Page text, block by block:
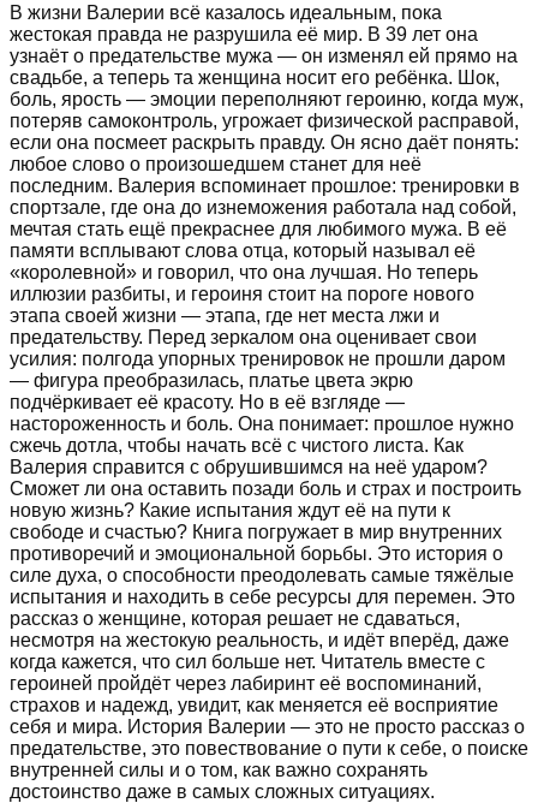
В жизни Валерии всё казалось идеальным, пока
жестокая правда не разрушила её мир. В 39 лет она
узнаёт о предательстве мужа — он изменял ей прямо на
свадьбе, а теперь та женщина носит его ребёнка. Шок,
боль, ярость — эмоции переполняют героиню, когда муж,
потеряв самоконтроль, угрожает физической расправой,
если она посмеет раскрыть правду. Он ясно даёт понять:
любое слово о произошедшем станет для неё
последним. Валерия вспоминает прошлое: тренировки в
спортзале, где она до изнеможения работала над собой,
мечтая стать ещё прекраснее для любимого мужа. В её
памяти всплывают слова отца, который называл её
«королевной» и говорил, что она лучшая. Но теперь
иллюзии разбиты, и героиня стоит на пороге нового
этапа своей жизни — этапа, где нет места лжи и
предательству. Перед зеркалом она оценивает свои
усилия: полгода упорных тренировок не прошли даром
— фигура преобразилась, платье цвета экрю
подчёркивает её красоту. Но в её взгляде —
настороженность и боль. Она понимает: прошлое нужно
сжечь дотла, чтобы начать всё с чистого листа. Как
Валерия справится с обрушившимся на неё ударом?
Сможет ли она оставить позади боль и страх и построить
новую жизнь? Какие испытания ждут её на пути к
свободе и счастью? Книга погружает в мир внутренних
противоречий и эмоциональной борьбы. Это история о
силе духа, о способности преодолевать самые тяжёлые
испытания и находить в себе ресурсы для перемен. Это
рассказ о женщине, которая решает не сдаваться,
несмотря на жестокую реальность, и идёт вперёд, даже
когда кажется, что сил больше нет. Читатель вместе с
героиней пройдёт через лабиринт её воспоминаний,
страхов и надежд, увидит, как меняется её восприятие
себя и мира. История Валерии — это не просто рассказ о
предательстве, это повествование о пути к себе, о поиске
внутренней силы и о том, как важно сохранять
достоинство даже в самых сложных ситуациях.